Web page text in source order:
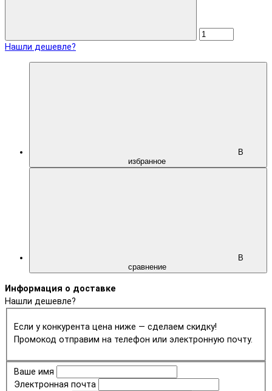
Нашли дешевле?
В
избранное
В
сравнение
Информация о доставке
Нашли дешевле?
Если у конкурента цена ниже — сделаем скидку!
Промокод отправим на телефон или электронную почту.
Ваше имя
Электронная почта